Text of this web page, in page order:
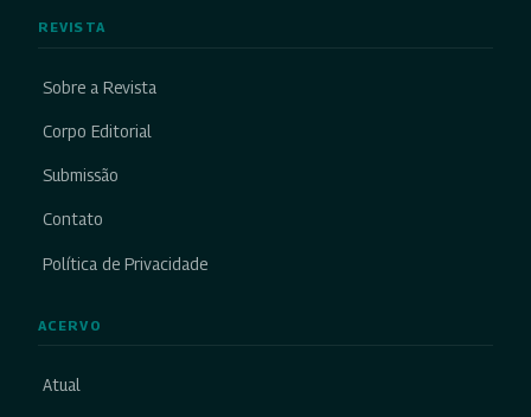
REVISTA
Sobre a Revista
Corpo Editorial
Submissão
Contato
Política de Privacidade
ACERVO
Atual